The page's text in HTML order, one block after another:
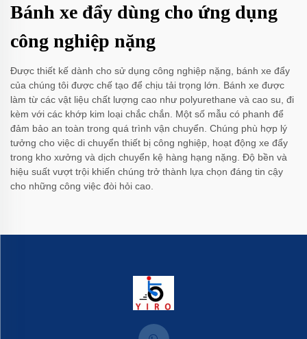
Bánh xe đẩy dùng cho ứng dụng
công nghiệp nặng
Được thiết kế dành cho sử dụng công nghiệp nặng, bánh xe đẩy
của chúng tôi được chế tạo để chịu tải trọng lớn. Bánh xe được
làm từ các vật liệu chất lượng cao như polyurethane và cao su, đi
kèm với các khớp kim loại chắc chắn. Một số mẫu có phanh để
đảm bảo an toàn trong quá trình vận chuyển. Chúng phù hợp lý
tưởng cho việc di chuyển thiết bị công nghiệp, hoạt động xe đẩy
trong kho xưởng và dịch chuyển kệ hàng hạng nặng. Độ bền và
hiệu suất vượt trội khiến chúng trở thành lựa chọn đáng tin cậy
cho những công việc đòi hỏi cao.